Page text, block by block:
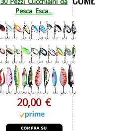
Pesca Esca...
20,00 €